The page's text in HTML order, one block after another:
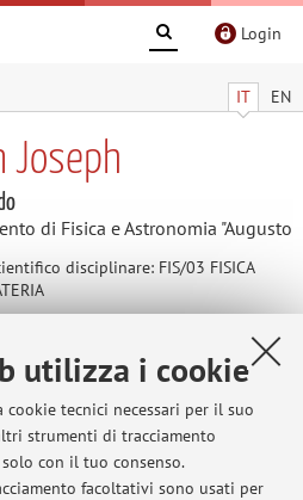
utilizza i cookie
tecnici necessari per il suo
strumenti di tracciamento
con il tuo consenso.
facoltativi sono usati per
Login
IT EN
Joseph
di Fisica e Astronomia "Augusto
disciplinare: FIS/03 FISICA
and Optical Properties in
Chem. C2022, 126, 32,